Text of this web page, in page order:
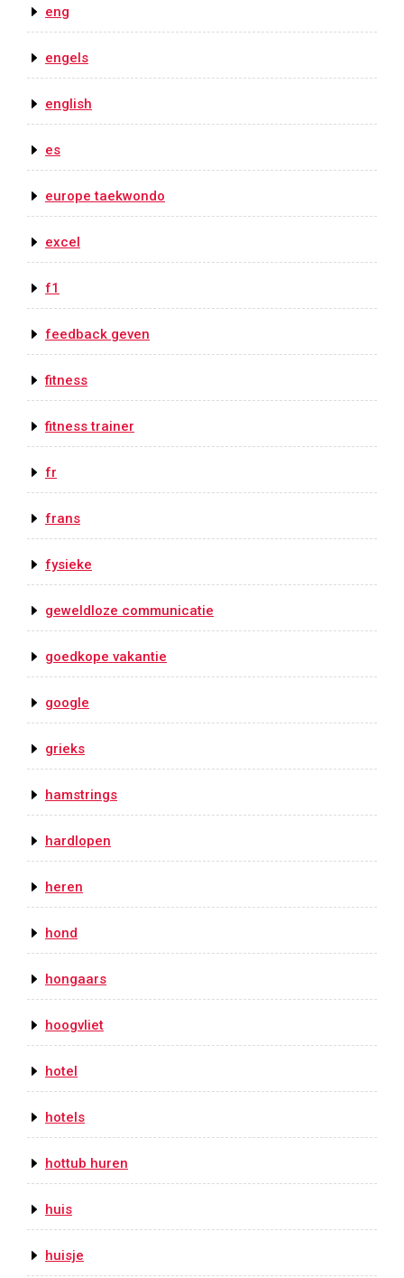
eng
engels
english
es
europe taekwondo
excel
f1
feedback geven
fitness
fitness trainer
fr
frans
fysieke
geweldloze communicatie
goedkope vakantie
google
grieks
hamstrings
hardlopen
heren
hond
hongaars
hoogvliet
hotel
hotels
hottub huren
huis
huisje